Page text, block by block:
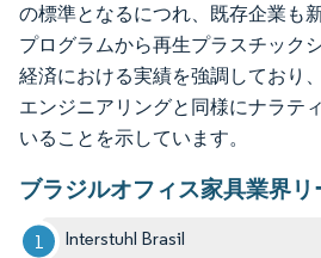
の標準となるにつれ、既存企業も
プログラムから再生プラスチック
経済における実績を強調しており
エンジニアリングと同様にナラテ
いることを示しています。
ブラジルオフィス家具業界リ
Interstuhl Brasil